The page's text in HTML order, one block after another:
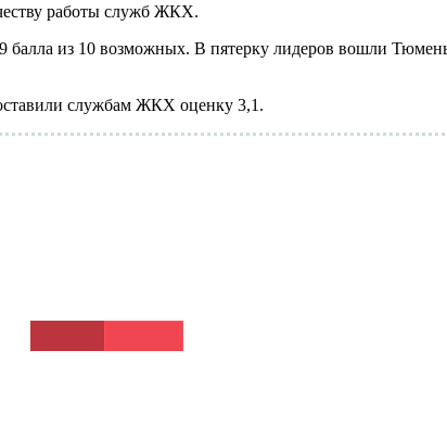
работы служб ЖКХ.
из 10 возможных. В пятерку лидеров вошли
службам ЖКХ оценку 3,1.